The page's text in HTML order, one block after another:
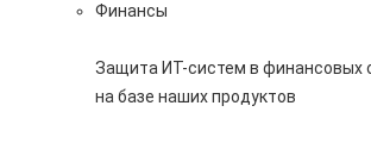
Финансы
Защита ИТ-систем в финансовых
на базе наших продуктов